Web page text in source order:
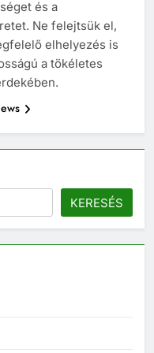
és a
Ne felejtsük el,
elhelyezés is
a tökéletes
KERESÉS